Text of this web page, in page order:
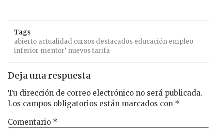
Tags
abierto actualidad cursos destacados educación empleo
inferior mentor’ nuevostarifa
Deja una respuesta
Tu dirección de correo electrónico no será publicada.
Los campos obligatorios están marcados con *
Comentario *